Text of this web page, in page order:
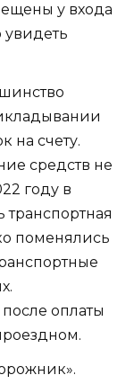
у входа
увидеть
на счету.
средств не
году в
транспортная
поменялись
оплаты